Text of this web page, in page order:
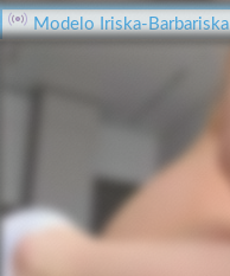
Modelo Iriska-Barbariska